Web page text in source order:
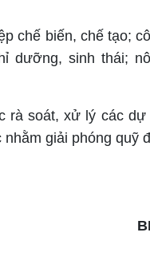
chế biến, chế tạo;
dưỡng, sinh thái;
rà soát, xử lý các dự
giải phóng quỹ